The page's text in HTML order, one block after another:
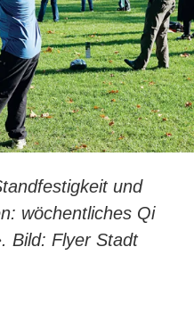
und
wöchentliches Qi
Bild: Flyer Stadt